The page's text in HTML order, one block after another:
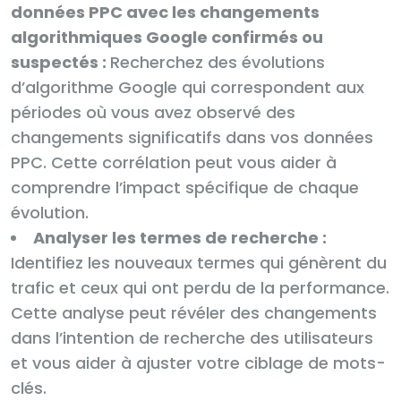
données PPC avec les changements
algorithmiques Google confirmés ou
suspectés : Recherchez des évolutions
d’algorithme Google qui correspondent aux
périodes où vous avez observé des
changements significatifs dans vos données
PPC. Cette corrélation peut vous aider à
comprendre l’impact spécifique de chaque
évolution.
Analyser les termes de recherche :
Identifiez les nouveaux termes qui génèrent du
trafic et ceux qui ont perdu de la performance.
Cette analyse peut révéler des changements
dans l’intention de recherche des utilisateurs
et vous aider à ajuster votre ciblage de mots-
clés.